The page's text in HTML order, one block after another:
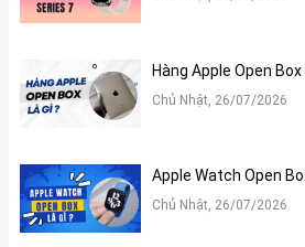
Hiệu năng Apple iPhone 7 cũ ổn
Những chiếc điện thoại iPhone luôn có
đại và iPhone 7 cũng vậy.
Hàng Apple Open
Chủ Nhật, 26/07/2026
Apple Watch Open
Chủ Nhật, 26/07/2026